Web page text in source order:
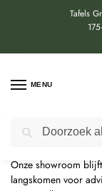
Tafels
MENU
Door de
circa 3 weken
Onze showroom
langskomen voor